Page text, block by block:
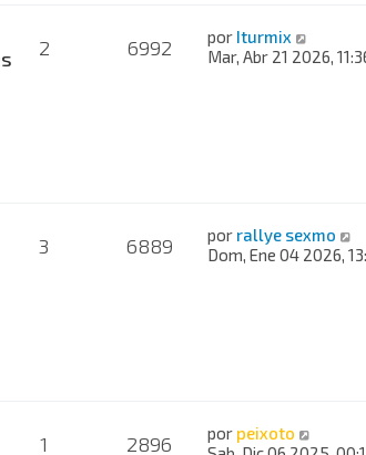
2 6992 por Iturmix
Mar, Abr 21 2026,
3 6889 por rallye sexmo
Dom, Ene 04 2026,
1 2896 por peixoto